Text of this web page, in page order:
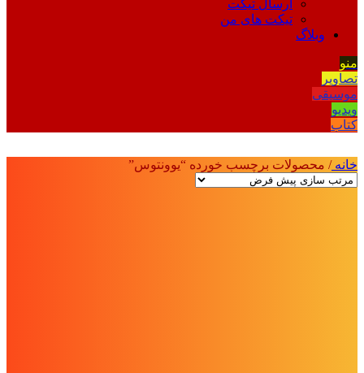
ارسال تیکت
تیکت های من
وبلاگ
منو
تصاویر
موسیقی
ویدیو
کتاب
خانه/ محصولات برچسب خورده “یوونتوس”